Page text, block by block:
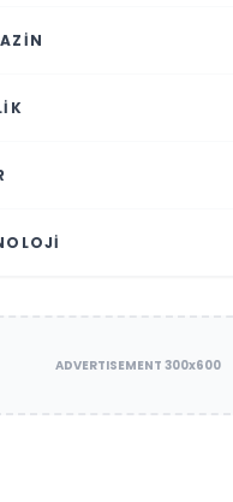
ADVERTISEMENT 300x600